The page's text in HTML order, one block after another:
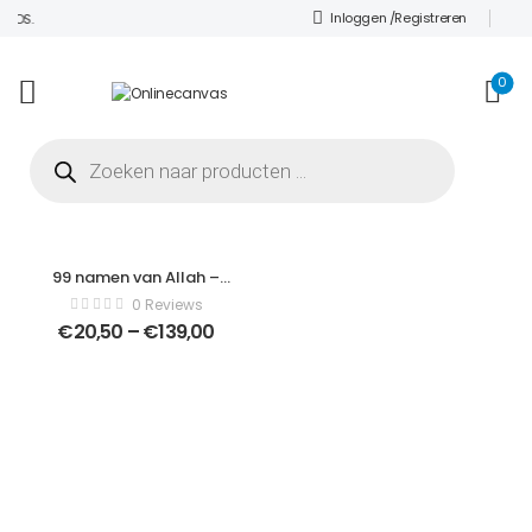
Inloggen /Registreren
0
99 namen van Allah –
Modern Art Canvas –
Verticaal – 1201628650
0 Reviews
€20,50 –€139,00